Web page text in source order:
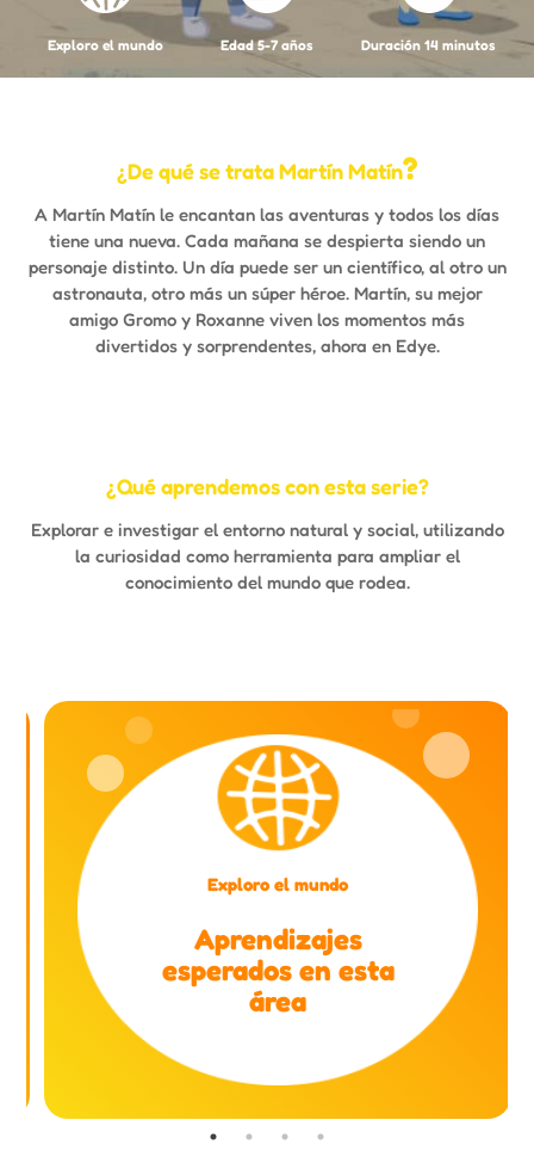
Exploro el mundo Edad 5-7 años Duración 14 minutos
¿De qué se trata Martín Matín?
A Martín Matín le encantan las aventuras y todos los días
tiene una nueva. Cada mañana se despierta siendo un
personaje distinto. Un día puede ser un científico, al otro un
astronauta, otro más un súper héroe. Martín, su mejor
amigo Gromo y Roxanne viven los momentos más
divertidos y sorprendentes, ahora en Edye.
¿Qué aprendemos con esta serie?
Explorar e investigar el entorno natural y social, utilizando
la curiosidad como herramienta para ampliar el
conocimiento del mundo que rodea.
Exploro el mundo
Aprendizajes
esperados en esta
área